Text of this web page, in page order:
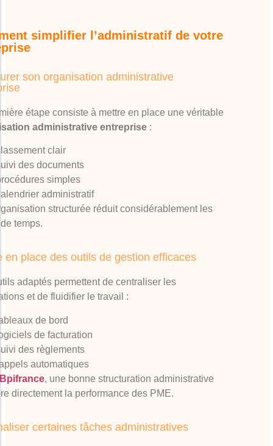
simplifier l’administratif de votre
son organisation administrative
étape consiste à mettre en place une véritable
administrative entreprise :
clair
des documents
simples
administratif
structurée réduit considérablement les
temps.
en place des outils de gestion efficaces
adaptés permettent de centraliser les
et de fluidifier le travail :
de bord
de facturation
des règlements
automatiques
Bpifrance, une bonne structuration administrative
directement la performance des PME.
certaines tâches administratives